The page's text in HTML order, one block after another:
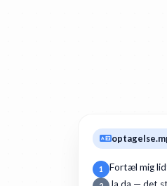
1 Fortæl mig